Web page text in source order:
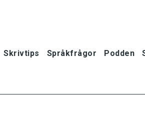
Skrivtips Språkfrågor Podden